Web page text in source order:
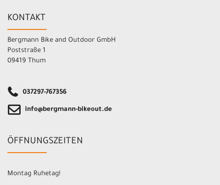
KONTAKT
Bergmann Bike and Outdoor GmbH
Poststraße 1
09419 Thum
037297-767356
info@bergmann-bikeout.de
ÖFFNUNGSZEITEN
Montag Ruhetag!